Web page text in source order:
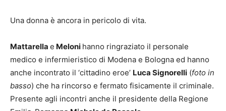
Una donna è ancora in pericolo di vita.
Mattarella e Meloni hanno ringraziato il personale
medico e infermieristico di Modena e Bologna ed hanno
anche incontrato il ‘cittadino eroe’ Luca Signorelli (foto in
basso) che ha rincorso e fermato fisicamente il criminale.
Presente agli incontri anche il presidente della Regione